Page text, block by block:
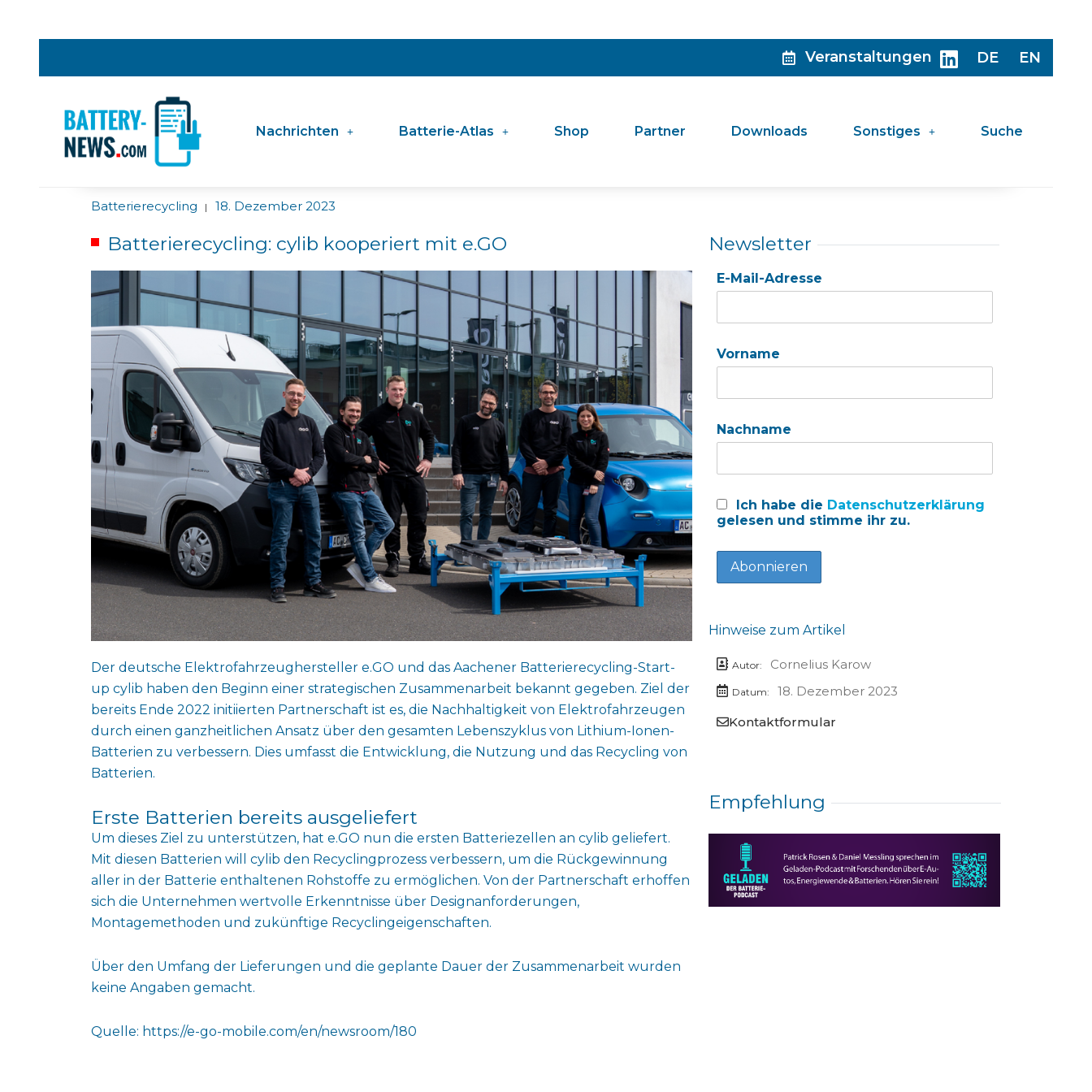
Veranstaltungen DE EN
Nachrichten Batterie-Atlas Shop Partner Downloads Sonstiges Suche
Batterierecycling | 18. Dezember 2023
Batterierecycling: cylib kooperiert mit e.GO
Der deutsche Elektrofahrzeughersteller e.GO und das Aachener Batterierecycling-Start-
up cylib haben den Beginn einer strategischen Zusammenarbeit bekannt gegeben. Ziel der
bereits Ende 2022 initiierten Partnerschaft ist es, die Nachhaltigkeit von Elektrofahrzeugen
durch einen ganzheitlichen Ansatz über den gesamten Lebenszyklus von Lithium-Ionen-
Batterien zu verbessern. Dies umfasst die Entwicklung, die Nutzung und das Recycling von
Batterien.
Erste Batterien bereits ausgeliefert
Um dieses Ziel zu unterstützen, hat e.GO nun die ersten Batteriezellen an cylib geliefert.
Mit diesen Batterien will cylib den Recyclingprozess verbessern, um die Rückgewinnung
aller in der Batterie enthaltenen Rohstoffe zu ermöglichen. Von der Partnerschaft erhoffen
sich die Unternehmen wertvolle Erkenntnisse über Designanforderungen,
Montagemethoden und zukünftige Recyclingeigenschaften.
Über den Umfang der Lieferungen und die geplante Dauer der Zusammenarbeit wurden
keine Angaben gemacht.
Quelle: https://e-go-mobile.com/en/newsroom/180
Newsletter
E-Mail-Adresse
Vorname
Nachname
Ich habe die Datenschutzerklärung
gelesen und stimme ihr zu.
Hinweise zum Artikel
Autor: Cornelius Karow
Datum:
18. Dezember 2023
Kontaktformular
Empfehlung